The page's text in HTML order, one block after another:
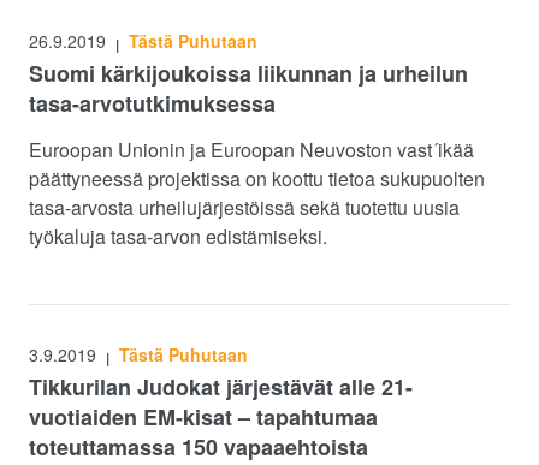
26.9.2019 | Tästä Puhutaan
Suomi kärkijoukoissa liikunnan ja urheilun
tasa-arvotutkimuksessa
Euroopan Unionin ja Euroopan Neuvoston vast´ikää
päättyneessä projektissa on koottu tietoa sukupuolten
tasa-arvosta urheilujärjestöissä sekä tuotettu uusia
työkaluja tasa-arvon edistämiseksi.
3.9.2019 | Tästä Puhutaan
Tikkurilan Judokat järjestävät alle 21-
vuotiaiden EM-kisat – tapahtumaa
toteuttamassa 150 vapaaehtoista